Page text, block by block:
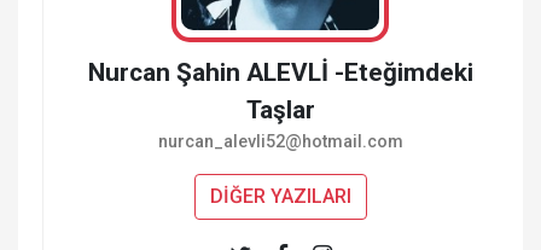
Nurcan Şahin ALEVLİ -Eteğimdeki
Taşlar
nurcan_alevli52@hotmail.com
DİĞER YAZILARI